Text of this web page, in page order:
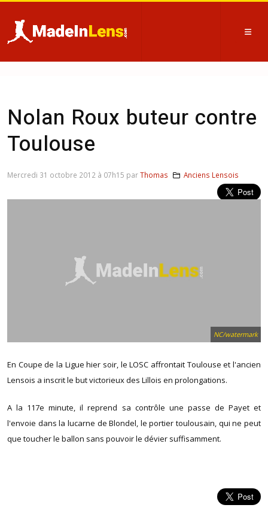
Nolan Roux buteur contre
Toulouse
NC/watermark
En Coupe de la Ligue hier soir, le LOSC affrontait Toulouse et l'ancien
Lensois a inscrit le but victorieux des Lillois en prolongations.
A la 117e minute, il reprend sa contrôle une passe de Payet et
l'envoie dans la lucarne de Blondel, le portier toulousain, qui ne peut
que toucher le ballon sans pouvoir le dévier suffisamment.
Mercredi 31 octobre 2012 à 07h15 parThomas Anciens Lensois